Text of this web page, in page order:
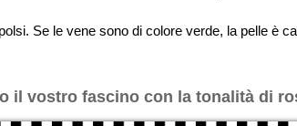
Se le vene sono di colore verde, la pelle è
il vostro fascino con la tonalità di